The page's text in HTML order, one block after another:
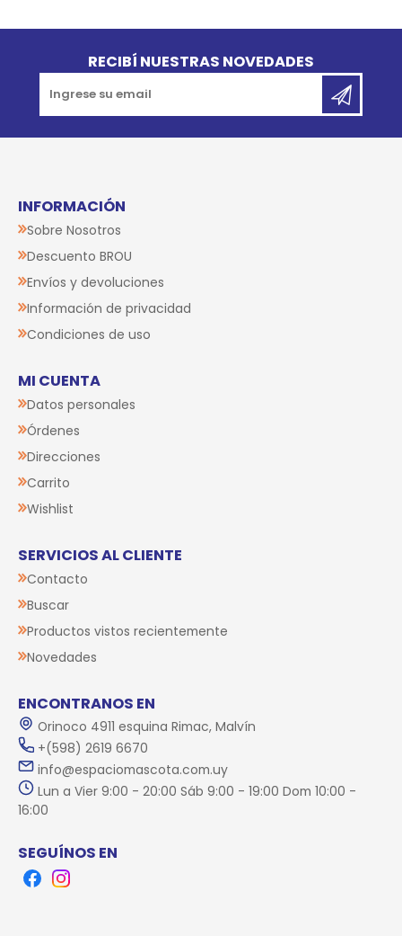
RECIBÍ NUESTRAS NOVEDADES
INFORMACIÓN
Sobre Nosotros
Descuento BROU
Envíos y devoluciones
Información de privacidad
Condiciones de uso
MI CUENTA
Datos personales
Órdenes
Direcciones
Carrito
Wishlist
SERVICIOS AL CLIENTE
Contacto
Buscar
Productos vistos recientemente
Novedades
ENCONTRANOS EN
Orinoco 4911 esquina Rimac, Malvín
+(598) 2619 6670
info@espaciomascota.com.uy
Lun a Vier 9:00 - 20:00 Sáb 9:00 - 19:00 Dom 10:00 -
16:00
SEGUÍNOS EN
FacebookInstagram